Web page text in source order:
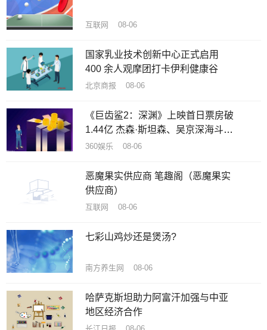
互联网 08-06
国家乳业技术创新中心正式启用
400 余人观摩团打卡伊利健康谷
北京商报 08-06
《巨齿鲨2：深渊》上映首日票房破
1.44亿 杰森·斯坦森、吴京深海斗鲨
刺激消暑
360娱乐 08-06
恶魔果实供应商 笔趣阁（恶魔果实
供应商）
互联网 08-06
七彩山鸡炒还是煲汤?
南方养生网 08-06
哈萨克斯坦助力阿富汗加强与中亚
地区经济合作